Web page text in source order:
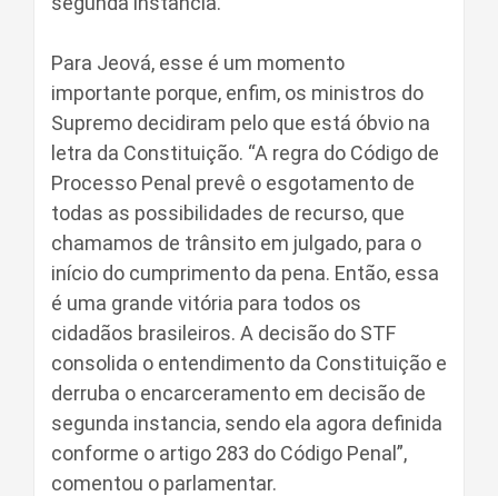
Para Jeová, esse é um momento
importante porque, enfim, os ministros do
Supremo decidiram pelo que está óbvio na
letra da Constituição. “A regra do Código de
Processo Penal prevê o esgotamento de
todas as possibilidades de recurso, que
chamamos de trânsito em julgado, para o
início do cumprimento da pena. Então, essa
é uma grande vitória para todos os
cidadãos brasileiros. A decisão do STF
consolida o entendimento da Constituição e
derruba o encarceramento em decisão de
segunda instancia, sendo ela agora definida
conforme o artigo 283 do Código Penal”,
comentou o parlamentar.